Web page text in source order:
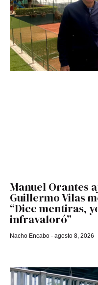
Manuel Orantes
Guillermo Vilas
“Dice mentiras,
infravaloró”
Nacho Encabo agosto 8, 2026